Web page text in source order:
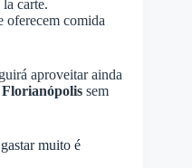
carte.
oferecem comida
aproveitar ainda
sem
muito é